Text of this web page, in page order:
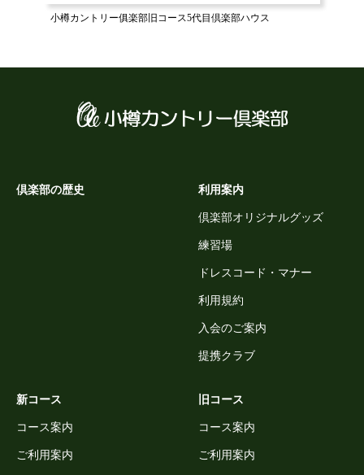
小樽カントリー俱楽部旧コース5代目倶楽部ハウス
倶楽部の歴史 利用案内
倶楽部オリジナルグッズ
練習場
ドレスコード・マナー
利用規約
入会のご案内
提携クラブ
新コース
コース案内
ご利用案内
旧コース
コース案内
ご利用案内